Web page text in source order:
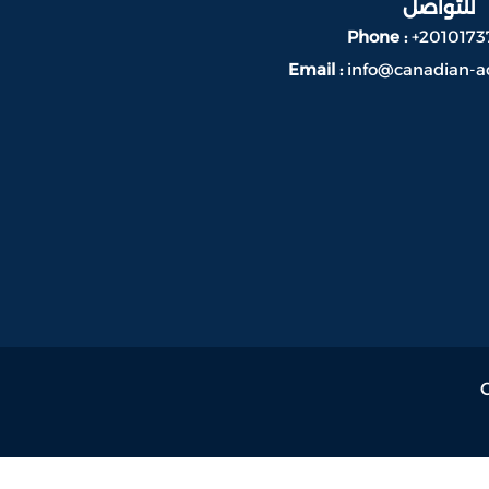
للتواصل
Phone :
Email : info@canadian-